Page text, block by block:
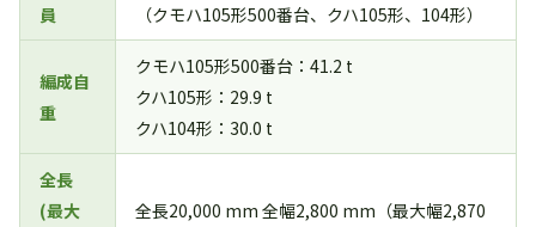
員
（クモハ105形500番台、クハ105形、104形）
編成自
重
クモハ105形500番台：41.2 t
クハ105形：29.9 t
クハ104形：30.0 t
全長
(最大
全長20,000 mm 全幅2,800 mm（最大幅2,870